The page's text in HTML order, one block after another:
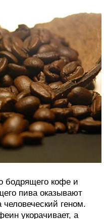
бодрящего кофе и
пива оказывают
геном.
укорачивает, а